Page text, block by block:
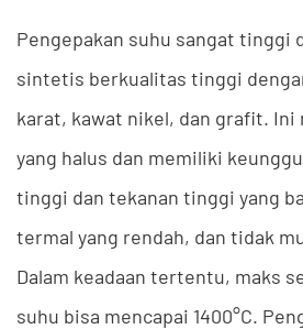
Pengepakan suhu sangat tinggi
sintetis berkualitas tinggi
karat, kawat nikel, dan grafit.
yang halus dan memiliki
tinggi dan tekanan tinggi yang
termal yang rendah, dan tidak
Dalam keadaan tertentu, maks
suhu bisa mencapai 1400°C.